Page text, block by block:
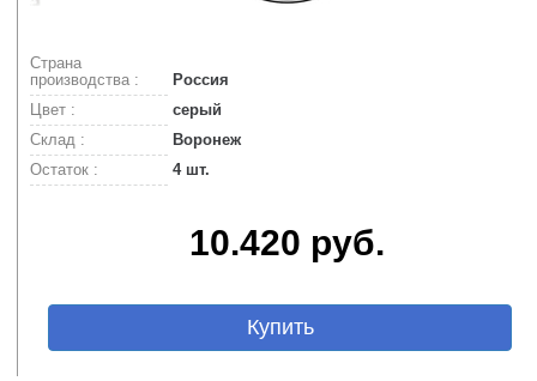
Страна
производства :
Россия
Цвет :
серый
Склад :
Воронеж
Остаток :
4 шт.
10.420 руб.
Купить